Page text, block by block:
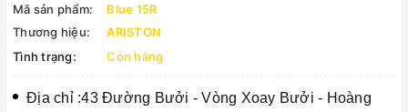
Mã sản phẩm:
Blue 15R
Thương hiệu:
ARISTON
Tình trạng:
Còn hàng
Địa chỉ :43 Đường Bưởi - Vòng Xoay Bưởi - Hoàng